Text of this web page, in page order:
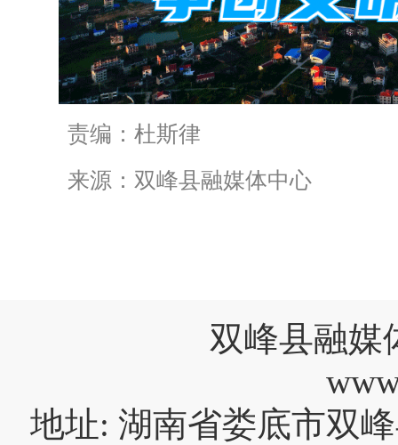
责编：杜斯律
来源：双峰县融媒体中心
双峰县融媒
地址: 湖南省娄底市双